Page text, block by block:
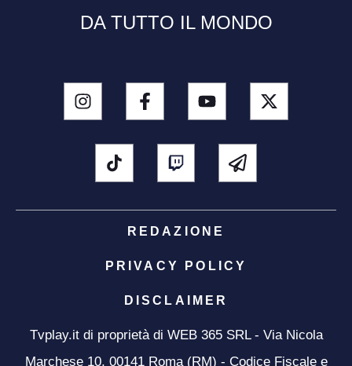
DA TUTTO IL MONDO
REDAZIONE
PRIVACY POLICY
DISCLAIMER
Tvplay.it di proprietà di WEB 365 SRL - Via Nicola
Marchese 10, 00141 Roma (RM) - Codice Fiscale e